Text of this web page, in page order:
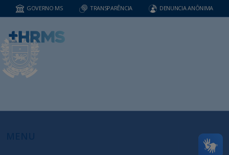
GOVERNO MS TRANSPARÊNCIA DENUNCIA ANÔNIMA